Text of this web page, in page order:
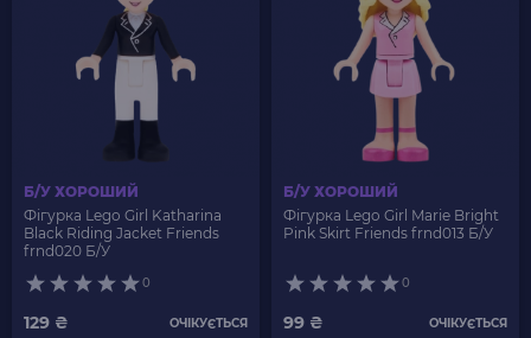
Б/У ХОРОШИЙ
Фігурка Lego Girl Katharina
Black Riding Jacket Friends
frnd020 Б/У
0
129 ₴ ОЧІКУЄТЬСЯ
Б/У ХОРОШИЙ
Фігурка Lego Girl Marie Bright
Pink Skirt Friends frnd013 Б/У
0
99 ₴ ОЧІКУЄТЬСЯ